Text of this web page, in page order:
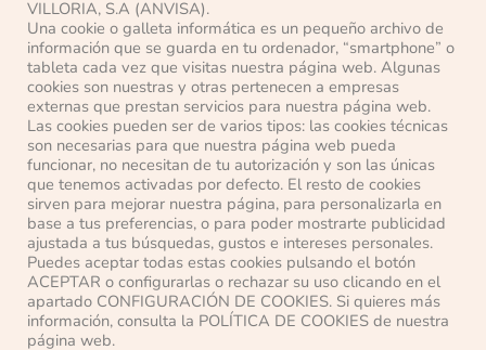
He leído y acepto lapolítica de privacidad
Localización
Pasaje Ana Mª del Valle, s/n
28500 Arganda del Rey (Madrid)
Teléfono: 91 871 63 14
E-mail: anvisa@anvisa.com
VILLORIA, S.A (ANVISA).
Una cookie o galleta informática es un pequeño archivo de
información que se guarda en tu ordenador, “smartphone” o
tableta cada vez que visitas nuestra página web. Algunas
cookies son nuestras y otras pertenecen a empresas
externas que prestan servicios para nuestra página web.
Las cookies pueden ser de varios tipos: las cookies técnicas
son necesarias para que nuestra página web pueda
funcionar, no necesitan de tu autorización y son las únicas
que tenemos activadas por defecto. El resto de cookies
sirven para mejorar nuestra página, para personalizarla en
base a tus preferencias, o para poder mostrarte publicidad
ajustada a tus búsquedas, gustos e intereses personales.
Puedes aceptar todas estas cookies pulsando el botón
ACEPTAR o configurarlas o rechazar su uso clicando en el
apartado CONFIGURACIÓN DE COOKIES. Si quieres más
información, consulta la POLÍTICA DE COOKIES de nuestra
página web.